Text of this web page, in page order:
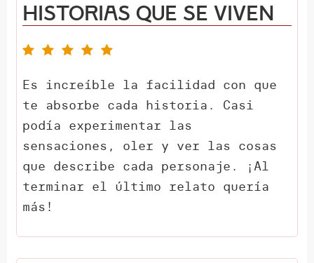
Historias que se viven
Es increíble la facilidad con que
te absorbe cada historia. Casi
podía experimentar las
sensaciones, oler y ver las cosas
que describe cada personaje. ¡Al
terminar el último relato quería
más!